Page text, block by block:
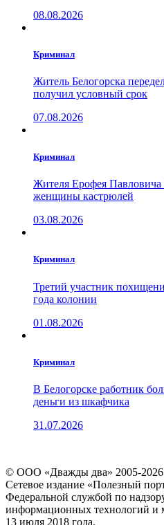
08.08.2026
Криминал
Житель Белогорска
получил условный срок
07.08.2026
Криминал
Жителя Ерофея Павловича
женщины кастрюлей
03.08.2026
Криминал
Третий участник
года колонии
01.08.2026
Криминал
В Белогорске работник
деньги из шкафчика
31.07.2026
© ООО «Дважды два» 2005-2026
Сетевое издание «Полезный
Федеральной службой по
информационных технологий и
13 июля 2018 года.